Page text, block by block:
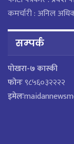
कमर्चारी : अनिल
सम्पर्क
पाेखरा-७ कास्की
फोनः९८५६०३२२२२
इमेलः